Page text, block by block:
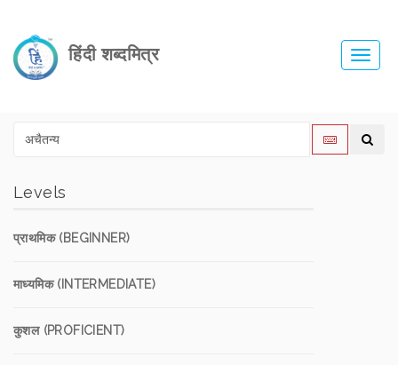
हिंदी शब्दमित्र
Levels
प्राथमिक (BEGINNER)
माध्यमिक (INTERMEDIATE)
कुशल (PROFICIENT)